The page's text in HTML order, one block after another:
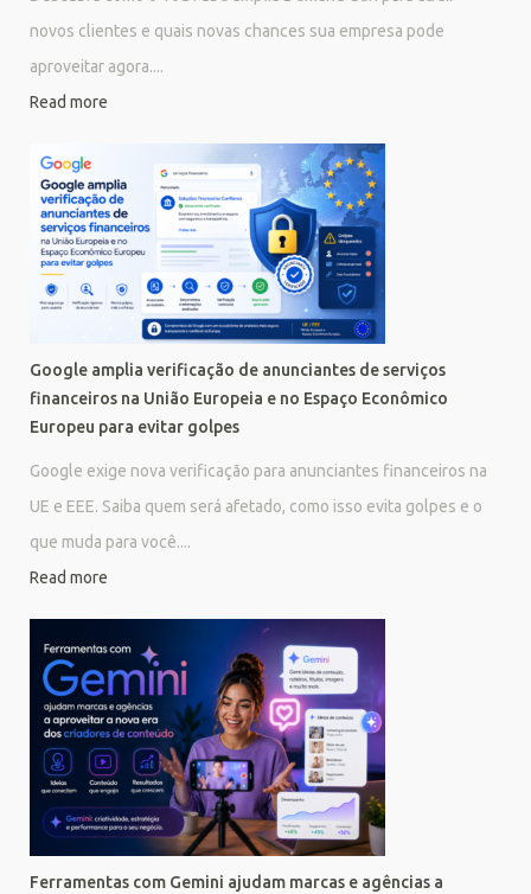
novos clientes e quais novas chances sua empresa pode
aproveitar agora....
Read more
Google amplia verificação de anunciantes de serviços
financeiros na União Europeia e no Espaço Econômico
Europeu para evitar golpes
Google exige nova verificação para anunciantes financeiros na
UE e EEE. Saiba quem será afetado, como isso evita golpes e o
que muda para você....
Read more
Ferramentas com Gemini ajudam marcas e agências a